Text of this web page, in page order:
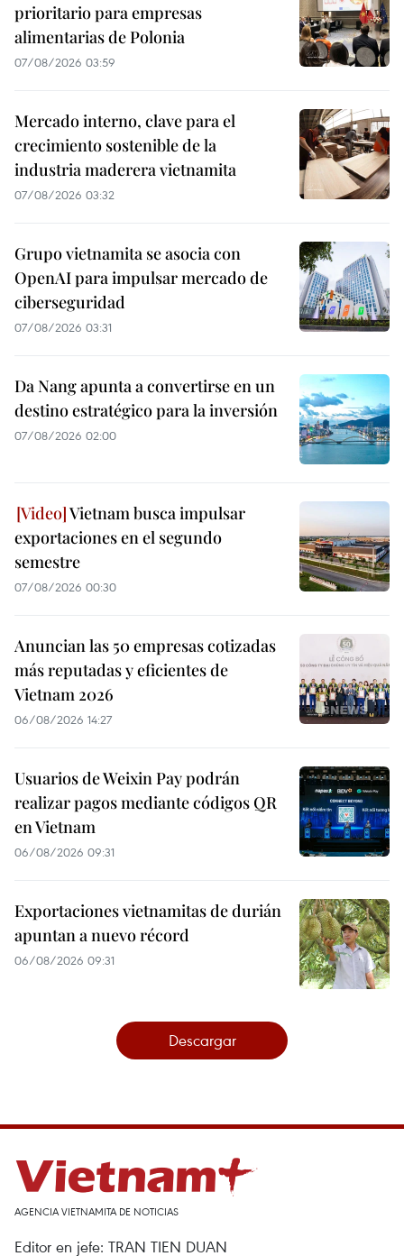
prioritario para empresas
alimentarias de Polonia
07/08/2026 03:59
Mercado interno, clave para el
crecimiento sostenible de la
industria maderera vietnamita
07/08/2026 03:32
Grupo vietnamita se asocia con
OpenAI para impulsar mercado de
ciberseguridad
07/08/2026 03:31
Da Nang apunta a convertirse en un
destino estratégico para la inversión
07/08/2026 02:00
Vietnam busca impulsar
exportaciones en el segundo
semestre
07/08/2026 00:30
Anuncian las 50 empresas cotizadas
más reputadas y eficientes de
Vietnam 2026
06/08/2026 14:27
Usuarios de Weixin Pay podrán
realizar pagos mediante códigos QR
en Vietnam
06/08/2026 09:31
Exportaciones vietnamitas de durián
apuntan a nuevo récord
06/08/2026 09:31
Descargar
AGENCIA VIETNAMITA DE NOTICIAS
Editor en jefe: TRAN TIEN DUAN